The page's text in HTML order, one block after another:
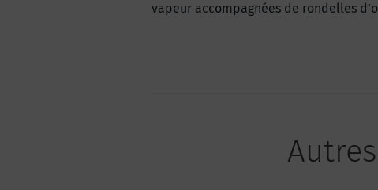
vapeur accompagnées de rondelles